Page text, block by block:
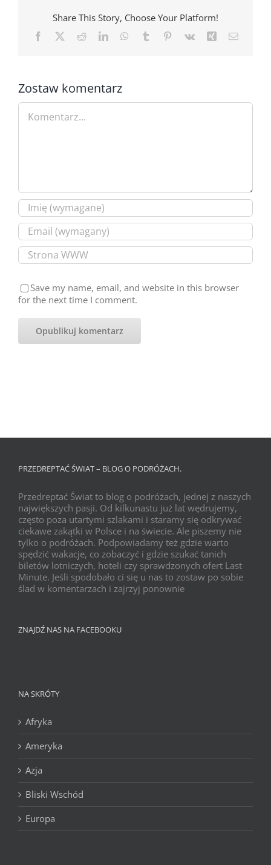
Share This Story, Choose Your Platform!
Facebook RedditLinkedInWhatsApp
Tumblr Pinterest
Vk Xing Email
Zostaw komentarz
Comment
Save my name, email, and website in this browser
for the next time I comment.
PRZEDREPTAĆ ŚWIAT – BLOG O PODRÓŻACH.
Przedreptać Świat to blog o podróżach, jednej z naszych
największych pasji. Od kilkunastu już lat wędrujemy,
często poza utartymi szlakami i staramy się odkrywać
ciekawe zakątki w Polsce i na świecie. Ale piszemy nie
tylko o podróżach. Podpowiadamy też gdzie warto
spędzić wakacje, co zobaczyć i gdzie szukać tanich
biletów lotniczych, hoteli czy sprawdzonych ofert Last
Minute. Jeśli spodobało ci się u nas to zostaw po sobie
ślad w komentarzach i zajrzyj ponownie
ZNAJDŹ NAS NA FACEBOOKU
NA SKRÓTY
Afryka
Ameryka
Azja
Bliski Wschód
Europa